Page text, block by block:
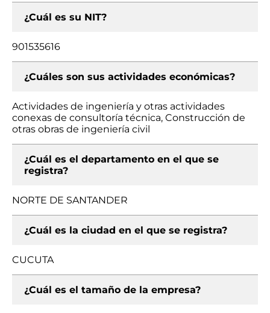
¿Cuál es su NIT?
901535616
¿Cuáles son sus actividades económicas?
Actividades de ingeniería y otras actividades
conexas de consultoría técnica, Construcción de
otras obras de ingeniería civil
¿Cuál es el departamento en el que se
registra?
NORTE DE SANTANDER
¿Cuál es la ciudad en el que se registra?
CUCUTA
¿Cuál es el tamaño de la empresa?